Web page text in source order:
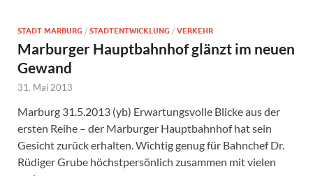
STADT MARBURG / STADTENTWICKLUNG / VERKEHR
Marburger Hauptbahnhof glänzt im neuen
Gewand
31. Mai 2013
Marburg 31.5.2013 (yb) Erwartungsvolle Blicke aus der
ersten Reihe – der Marburger Hauptbahnhof hat sein
Gesicht zurück erhalten. Wichtig genug für Bahnchef Dr.
Rüdiger Grube höchstpersönlich zusammen mit vielen